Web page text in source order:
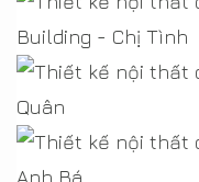
Thiết kế nội thất
Thiết kế nội
Thiết kế nội